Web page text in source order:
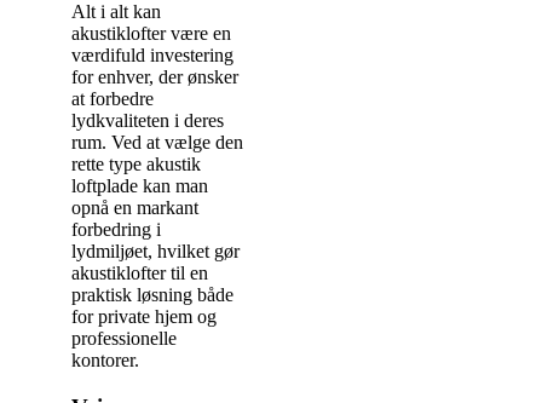
Alt i alt kan
akustiklofter være en
værdifuld investering
for enhver, der ønsker
at forbedre
lydkvaliteten i deres
rum. Ved at vælge den
rette type akustik
loftplade kan man
opnå en markant
forbedring i
lydmiljøet, hvilket gør
akustiklofter til en
praktisk løsning både
for private hjem og
professionelle
kontorer.